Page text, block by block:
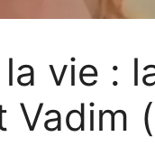
vie :
Vadim